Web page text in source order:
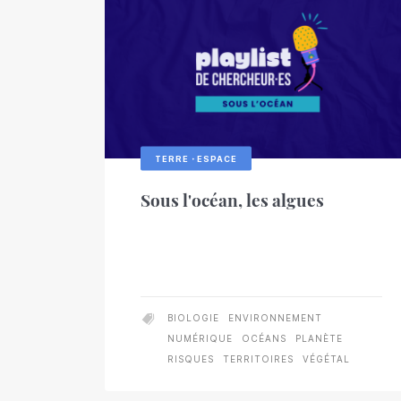
La boutique des sciences
Enseignants, des actions pour les élèves
À lire À voir
Héritage
Patrimoine
Portraits
À lire À voir
Impact
À lire À voir
Héritage
Patrimoine
Portraits
NOS RUBRIQUES
À lire À voir
Héritage
Patrimoine
Portraits
À lire À voir
Héritage
Patrimoine
Portraits
À lire À voir
Héritage
Patrimoine
Portraits
LIRE LE DERNIER DOSSIER
TERRE・ESPACE
Sous l'océan, les algues
BIOLOGIE
ENVIRONNEMENT
NUMÉRIQUE
OCÉANS
PLANÈTE
RISQUES
TERRITOIRES VÉGÉTAL